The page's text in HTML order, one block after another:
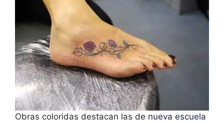
Obras coloridas destacan las de nueva escuela